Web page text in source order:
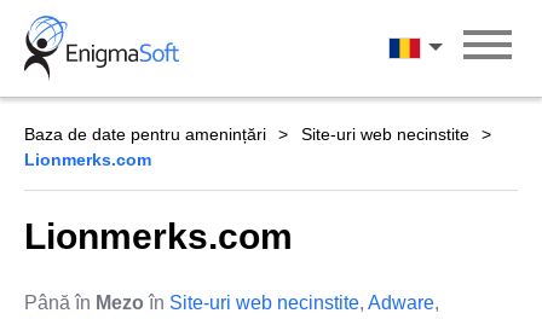
Skip
content
Română
Baza de date pentru amenințări
Site-uri web necinstite
Lionmerks.com
Lionmerks.com
Până în Mezo în Site-uri web necinstite, Adware,